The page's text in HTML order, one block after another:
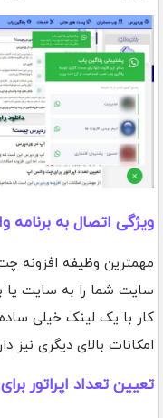
ویژگی اتصال به
مهمترین وظیفه
سایت شما را به سایت یا
کار با یک لینک خیلی ساده
امکانات بالای دیگری نیز
تعیین تعداد اپراتور